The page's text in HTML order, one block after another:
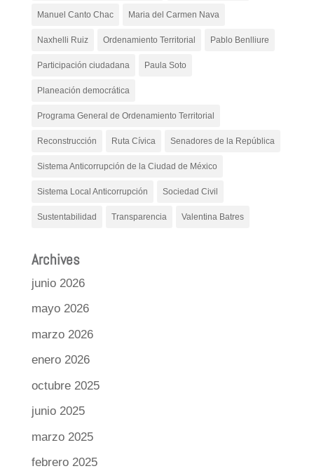
Manuel Canto Chac Maria del Carmen Nava
Naxhelli Ruiz Ordenamiento Territorial Pablo Benlliure
Participación ciudadana Paula Soto
Planeación democrática
Programa General de Ordenamiento Territorial
Reconstrucción Ruta Cívica Senadores de la República
Sistema Anticorrupción de la Ciudad de México
Sistema Local Anticorrupción Sociedad Civil
Sustentabilidad Transparencia Valentina Batres
Archives
junio 2026
mayo 2026
marzo 2026
enero 2026
octubre 2025
junio 2025
marzo 2025
febrero 2025